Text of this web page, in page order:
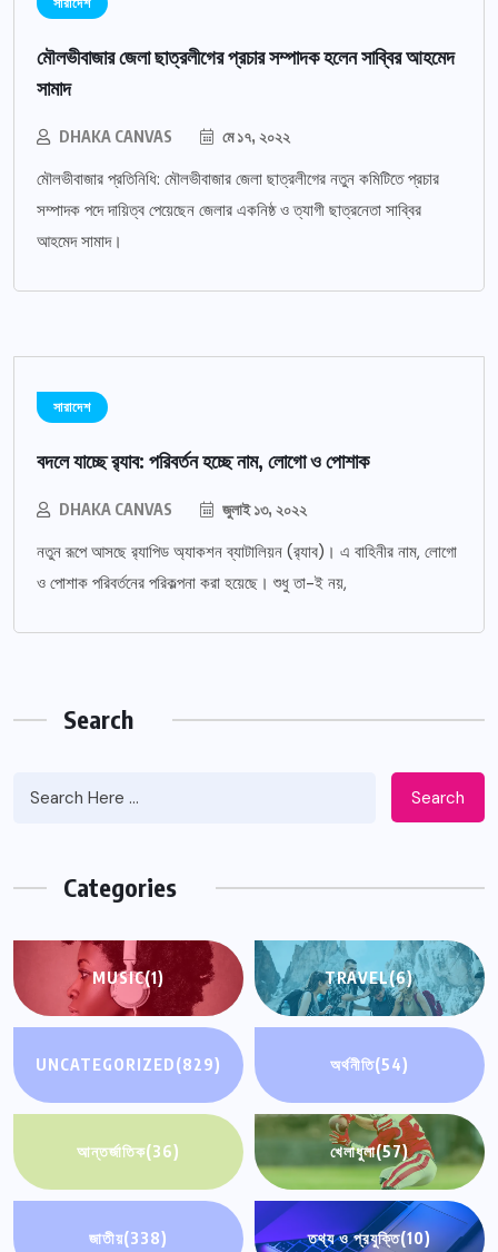
মৌলভীবাজার জেলা ছাত্রলীগের প্রচার সম্পাদক হলেন সাব্বির আহমেদ
সামাদ
DHAKA CANVAS মে ১৭, ২০২২
মৌলভীবাজার প্রতিনিধি: মৌলভীবাজার জেলা ছাত্রলীগের নতুন কমিটিতে প্রচার
সম্পাদক পদে দায়িত্ব পেয়েছেন জেলার একনিষ্ঠ ও ত্যাগী ছাত্রনেতা সাব্বির
আহমেদ সামাদ।
সারাদেশ
বদলে যাচ্ছে র‌্যাব: পরিবর্তন হচ্ছে নাম, লোগো ও পোশাক
DHAKA CANVAS জুলাই ১৩, ২০২২
নতুন রূপে আসছে র‌্যাপিড অ্যাকশন ব্যাটালিয়ন (র‌্যাব)। এ বাহিনীর নাম, লোগো
ও পোশাক পরিবর্তনের পরিকল্পনা করা হয়েছে। শুধু তা-ই নয়,
Search
Search
Categories
MUSIC(1) TRAVEL(6)
UNCATEGORIZED(829) অর্থনীতি(54)
আন্তর্জাতিক(36) খেলাধুলা(57)
জাতীয়(338) তথ্য ও প্রযুক্তি(10)